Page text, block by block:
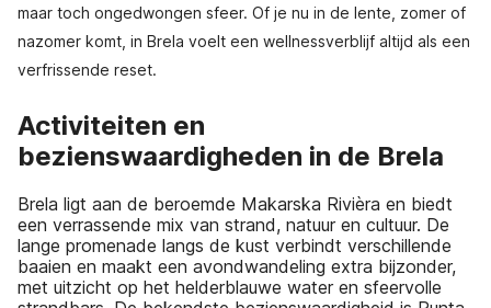
maar toch ongedwongen sfeer. Of je nu in de lente, zomer of
nazomer komt, in Brela voelt een wellnessverblijf altijd als een
verfrissende reset.
Activiteiten en
bezienswaardigheden in de Brela
Brela ligt aan de beroemde Makarska Rivièra en biedt
een verrassende mix van strand, natuur en cultuur. De
lange promenade langs de kust verbindt verschillende
baaien en maakt een avondwandeling extra bijzonder,
met uitzicht op het helderblauwe water en sfeervolle